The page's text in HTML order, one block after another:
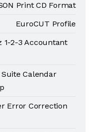
Print CD Format
EuroCUT Profile
1-2-3 Accountant
Suite Calendar
Error Correction